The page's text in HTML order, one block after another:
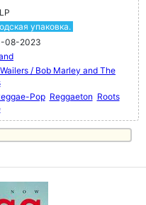
LP
упаковка.
08-2023
/ Bob Marley and The
Pop Reggaeton Roots